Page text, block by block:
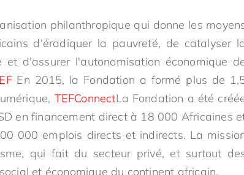
philanthropique qui donne les
d'éradiquer la pauvreté, de catalyser
d'assurer l'autonomisation économique
En 2015, la Fondation a formé plus de
TEFConnectLa Fondation a été
en financement direct à 18 000 Africaines
000 emplois directs et indirects. La
qui fait du secteur privé, et surtout
et économique du continent africain.